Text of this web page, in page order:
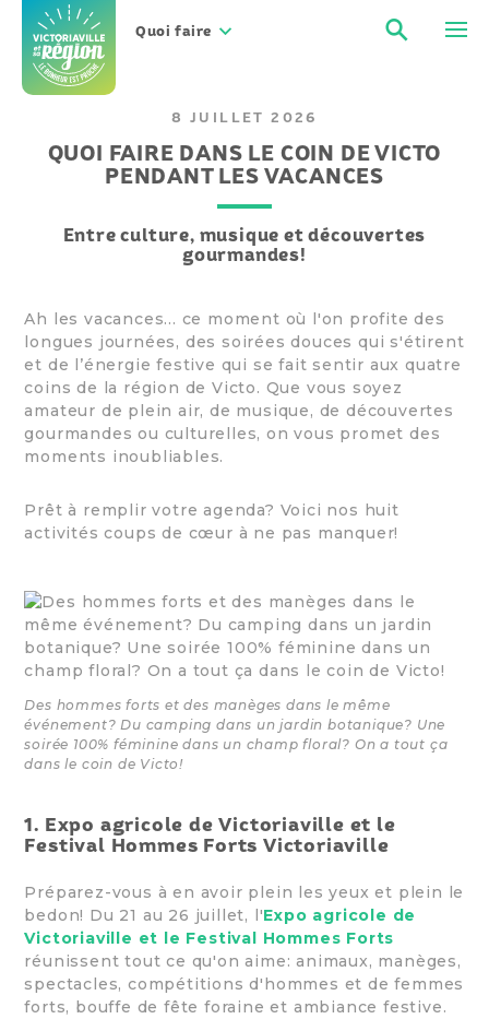
contenu
Quoi faire
8 JUILLET 2026
QUOI FAIRE DANS LE COIN DE VICTO
PENDANT LES VACANCES
Entre culture, musique et découvertes
gourmandes!
Ah les vacances... ce moment où l'on profite des
longues journées, des soirées douces qui s'étirent
et de l’énergie festive qui se fait sentir aux quatre
coins de la région de Victo. Que vous soyez
amateur de plein air, de musique, de découvertes
gourmandes ou culturelles, on vous promet des
moments inoubliables.
Prêt à remplir votre agenda? Voici nos huit
activités coups de cœur à ne pas manquer!
Des hommes forts et des manèges dans le même
événement? Du camping dans un jardin botanique? Une
soirée 100% féminine dans un champ floral? On a tout ça
dans le coin de Victo!
1. Expo agricole de Victoriaville et le
Festival Hommes Forts Victoriaville
Préparez-vous à en avoir plein les yeux et plein le
bedon! Du 21 au 26 juillet, l'Expo agricole de
Victoriaville et le Festival Hommes Forts
réunissent tout ce qu'on aime: animaux, manèges,
spectacles, compétitions d'hommes et de femmes
forts, bouffe de fête foraine et ambiance festive.